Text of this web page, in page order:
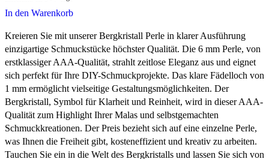
In den Warenkorb
Kreieren Sie mit unserer Bergkristall Perle in klarer Ausführung
einzigartige Schmuckstücke höchster Qualität. Die 6 mm Perle, von
erstklassiger AAA-Qualität, strahlt zeitlose Eleganz aus und eignet
sich perfekt für Ihre DIY-Schmuckprojekte. Das klare Fädelloch von
1 mm ermöglicht vielseitige Gestaltungsmöglichkeiten. Der
Bergkristall, Symbol für Klarheit und Reinheit, wird in dieser AAA-
Qualität zum Highlight Ihrer Malas und selbstgemachten
Schmuckkreationen. Der Preis bezieht sich auf eine einzelne Perle,
was Ihnen die Freiheit gibt, kosteneffizient und kreativ zu arbeiten.
Tauchen Sie ein in die Welt des Bergkristalls und lassen Sie sich von